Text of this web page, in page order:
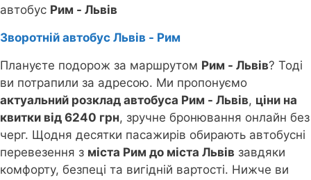
автобус Рим - Львів
Зворотній автобус Львів - Рим
Плануєте подорож за маршрутом Рим - Львів? Тоді
ви потрапили за адресою. Ми пропонуємо
актуальний розклад автобуса Рим - Львів, ціни на
квитки від 6240 грн, зручне бронювання онлайн без
черг. Щодня десятки пасажирів обирають автобусні
перевезення з міста Рим до міста Львів завдяки
комфорту, безпеці та вигідній вартості. Нижче ви